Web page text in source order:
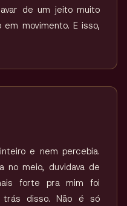
de um jeito muito
movimento. E isso,
e nem percebia.
no meio, duvidava de
forte pra mim foi
trás disso. Não é só